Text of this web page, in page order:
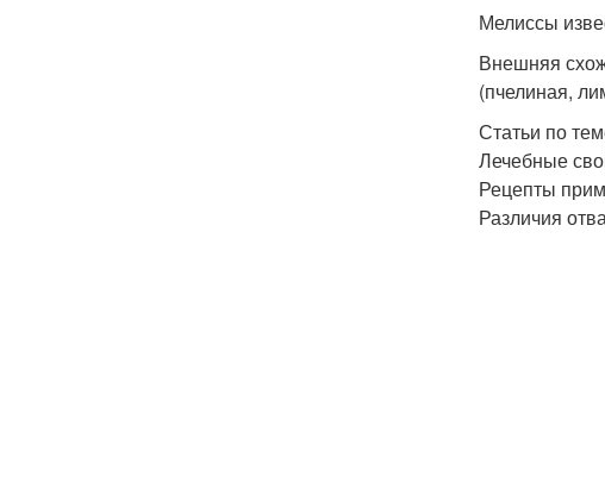
Мелиссы
Внешняя
(пчелиная,
Статьи по
Лечебные
Рецепты
Различия